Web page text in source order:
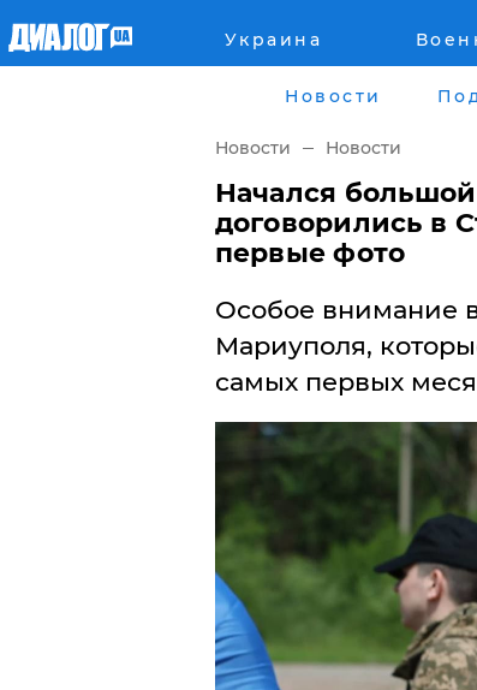
Украина
Военное обозрение
Наука и Техника
Города
Киев
Днепр
Львов
Одесса
Новости
Новости Новости
Начался
договорились в
первые фото
Особое внимание
Мариуполя,
самых первых